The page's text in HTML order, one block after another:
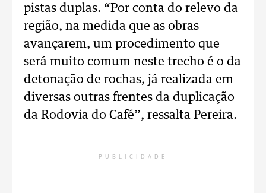
pistas duplas. “Por conta do relevo da
região, na medida que as obras
avançarem, um procedimento que
será muito comum neste trecho é o da
detonação de rochas, já realizada em
diversas outras frentes da duplicação
da Rodovia do Café”, ressalta Pereira.
PUBLICIDADE